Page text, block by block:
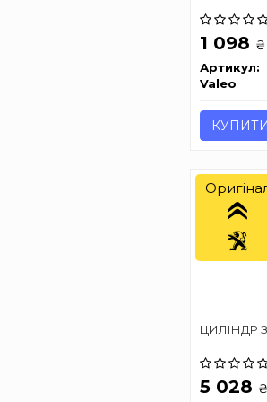
1 098 ₴
Артикул:
Valeo
ЦИЛІНДР
5 028